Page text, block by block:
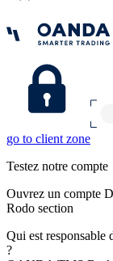
go to client zone
Testez notre compte
Ouvrez un compte
Rodo section
Qui est responsable
?